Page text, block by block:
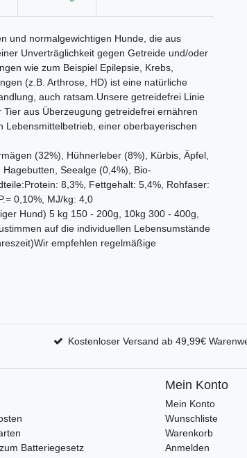
und normalgewichtigen Hunde, die aus
Unverträglichkeit gegen Getreide und/oder
wie zum Beispiel Epilepsie, Krebs,
(z.B. Arthrose, HD) ist eine natürliche
auch ratsam.Unsere getreidefrei Linie
aus Überzeugung getreidefrei ernähren
einer oberbayerischen
(32%), Hühnerleber (8%), Kürbis, Äpfel,
Seealge (0,4%), Bio-
8,3%, Fettgehalt: 5,4%, Rohfaser:
0,10%, MJ/kg: 4,0
Hund) 5 kg 150 - 200g, 10kg 300 - 400g,
auf die individuellen Lebensumstände
empfehlen regelmäßige
Kostenloser Versand ab 49,99€
Batteriegesetz
Mein Konto
Mein Konto
Wunschliste
Warenkorb
Anmelden